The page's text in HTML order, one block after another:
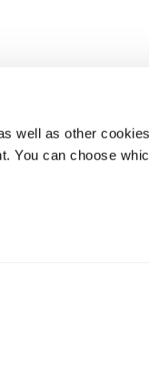
well as other
You can choose